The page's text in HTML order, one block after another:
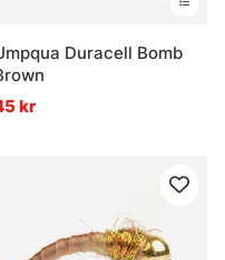
Duracell Bomb
kr